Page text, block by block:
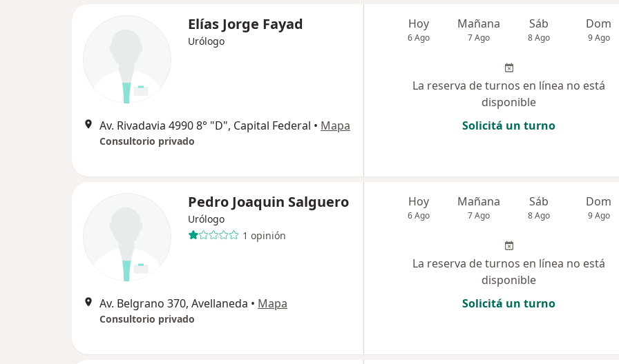
Elías Jorge Fayad
Urólogo
Av. Rivadavia 4990 8° "D", Capital Federal • Mapa
Consultorio privado
Hoy
6 Ago
Mañana
7 Ago
Sáb
8 Ago
Dom
9 Ago
La reserva de turnos en línea no está
disponible
Solicitá un turno
Pedro Joaquin Salguero
Urólogo
1 opinión
Av. Belgrano 370, Avellaneda • Mapa
Consultorio privado
Hoy
6 Ago
Mañana
7 Ago
Sáb
8 Ago
Dom
9 Ago
La reserva de turnos en línea no está
disponible
Solicitá un turno